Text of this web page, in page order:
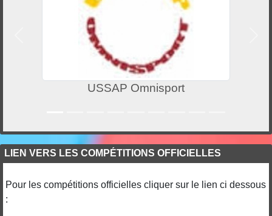
USSAP Omnisport
LIEN VERS LES COMPÉTITIONS OFFICIELLES
Pour les compétitions officielles cliquer sur le lien ci dessous
: